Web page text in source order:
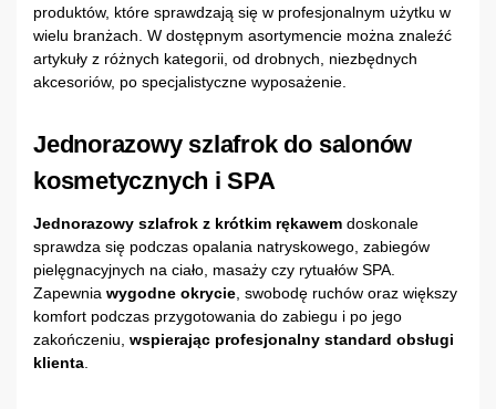
produktów, które sprawdzają się w profesjonalnym użytku w
wielu branżach. W dostępnym asortymencie można znaleźć
artykuły z różnych kategorii, od drobnych, niezbędnych
akcesoriów, po specjalistyczne wyposażenie.
Jednorazowy szlafrok do salonów
kosmetycznych i SPA
Jednorazowy szlafrok z krótkim rękawem doskonale
sprawdza się podczas opalania natryskowego, zabiegów
pielęgnacyjnych na ciało, masaży czy rytuałów SPA.
Zapewnia wygodne okrycie , swobodę ruchów oraz większy
komfort podczas przygotowania do zabiegu i po jego
zakończeniu, wspierając profesjonalny standard obsługi
klienta